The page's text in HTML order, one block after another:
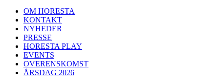
OM HORESTA
KONTAKT
NYHEDER
PRESSE
HORESTA PLAY
EVENTS
OVERENSKOMST
ÅRSDAG 2026